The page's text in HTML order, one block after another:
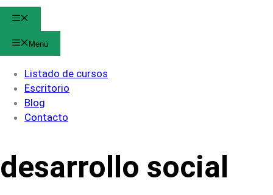
Menú
Listado de cursos
Escritorio
Blog
Contacto
desarrollo social